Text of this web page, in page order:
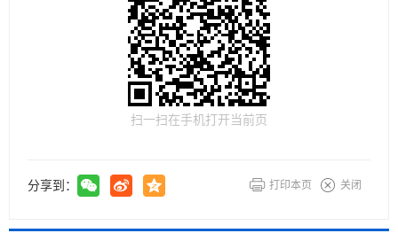
扫一扫在手机打开当前页
分享到： 打印本页 关闭